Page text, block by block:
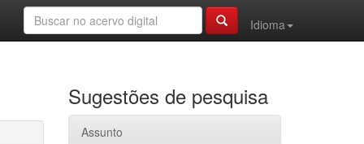
Idioma
Sugestões de pesquisa
Assunto